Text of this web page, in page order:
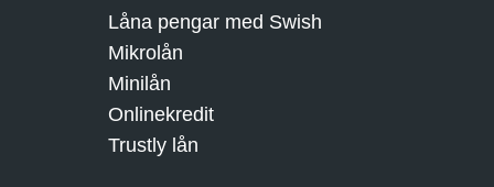
Låna pengar med Swish
Mikrolån
Minilån
Onlinekredit
Trustly lån